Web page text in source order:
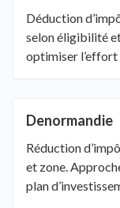
Déduction
selon éligibilité
optimiser l’effort
Denormandie
Réduction
et zone.
plan